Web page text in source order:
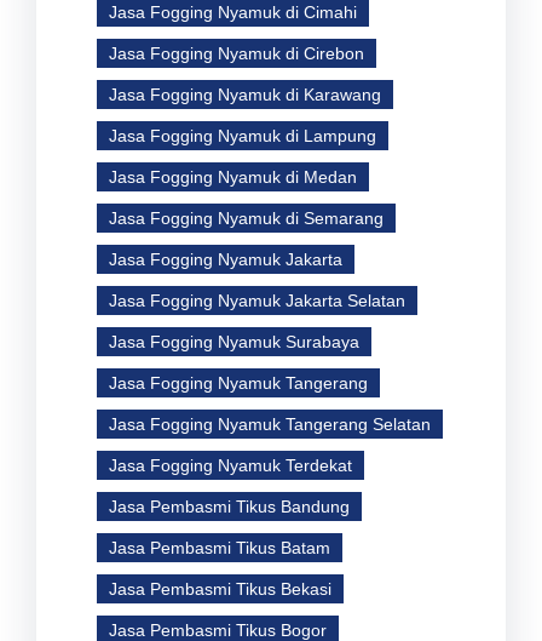
Jasa Fogging Nyamuk di Cimahi
Jasa Fogging Nyamuk di Cirebon
Jasa Fogging Nyamuk di Karawang
Jasa Fogging Nyamuk di Lampung
Jasa Fogging Nyamuk di Medan
Jasa Fogging Nyamuk di Semarang
Jasa Fogging Nyamuk Jakarta
Jasa Fogging Nyamuk Jakarta Selatan
Jasa Fogging Nyamuk Surabaya
Jasa Fogging Nyamuk Tangerang
Jasa Fogging Nyamuk Tangerang Selatan
Jasa Fogging Nyamuk Terdekat
Jasa Pembasmi Tikus Bandung
Jasa Pembasmi Tikus Batam
Jasa Pembasmi Tikus Bekasi
Jasa Pembasmi Tikus Bogor